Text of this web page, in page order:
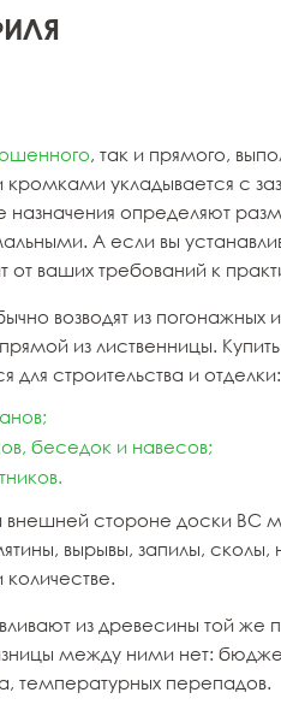
, так и прямого,
укладывается с
назначения определяют
А если вы
от ваших требований к
возводят из
из лиственницы.
для строительства и отделки:
беседок и навесов;
стороне доски ВС
вырывы, запилы,
из древесины той
между ними нет:
температурных перепадов.